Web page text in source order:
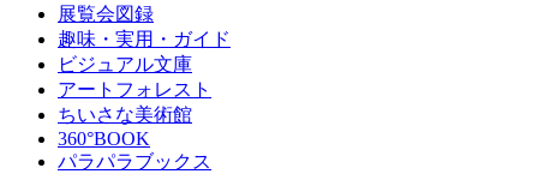
展覧会図録
趣味・実用・ガイド
ビジュアル文庫
アートフォレスト
ちいさな美術館
360°BOOK
パラパラブックス